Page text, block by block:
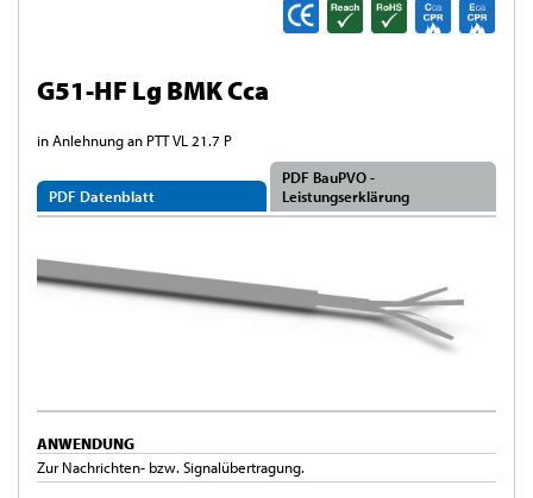
G51-HF Lg BMK Cca
in Anlehnung an PTT VL 21.7 P
PDF Datenblatt
PDF BauPVO -
Leistungserklärung
ANWENDUNG
Zur Nachrichten- bzw. Signalübertragung.